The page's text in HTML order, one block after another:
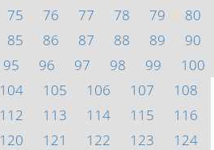
75 76 77 78 79
80
85 86 87 88 89
90
95 96 97 98 99
100
104 105 106 107
108
112 113 114 115
116
120 121 122 123
124